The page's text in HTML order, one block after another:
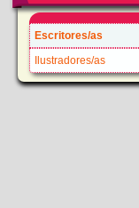
Escritores/as
Ilustradores/as